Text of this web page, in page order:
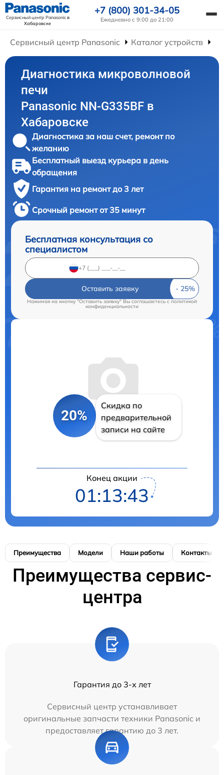
Сервисный центр Panasonicв
Хабаровске
+7 (800) 301-34-05
Ежедневно с 9:00 до 21:00
Сервисный центр Panasonic Каталог устройств
Диагностика микроволновой
печи
Panasonic NN-G335BF в
Хабаровске
Диагностика за наш счет, ремонт по
желанию
Бесплатный выезд курьера в день
обращения
Гарантия на ремонт до 3 лет
Срочный ремонт от 35 минут
Бесплатная консультация со
специалистом
Оставить заявку
Нажимая на кнопку "Оставить заявку" Вы соглашаетесь cполитикой
конфиденциальности
20%
Скидка по
предварительной
записи на сайте
Конец акции
01:13:42
Преимущества Модели Наши работы Контакты
Преимущества сервис-
центра
Гарантия до 3-х лет
Сервисный центр устанавливает
оригинальные запчасти техники Panasonic и
предоставляет гарантию до 3 лет.